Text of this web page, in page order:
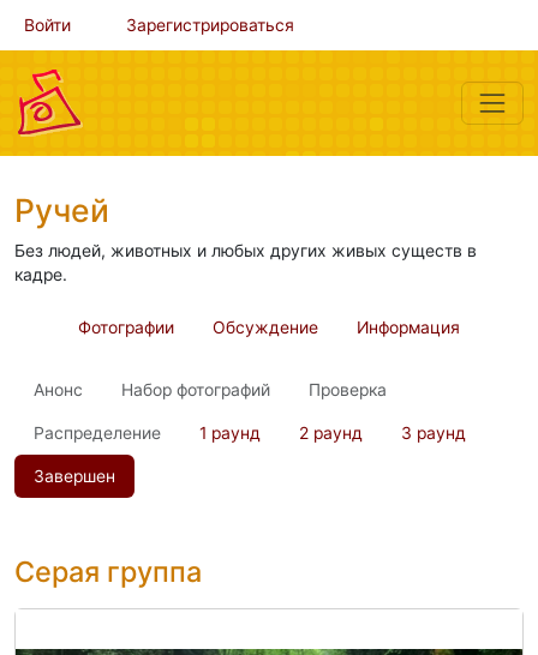
Войти Зарегистрироваться
Ручей
Без людей, животных и любых других живых существ в
кадре.
Фотографии Обсуждение Информация
Анонс Набор фотографий Проверка
Распределение 1 раунд 2 раунд 3 раунд
Завершен
Серая группа